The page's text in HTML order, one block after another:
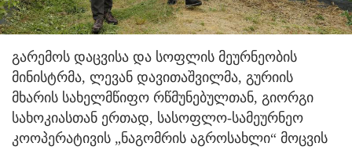
გარემოს დაცვისა და სოფლის მეურნეობის
მინისტრმა, ლევან დავითაშვილმა, გურიის
მხარის სახელმწიფო რწმუნებულთან, გიორგი
სახოკიასთან ერთად, სასოფლო-სამეურნეო
კოოპერატივის „ნაგომრის აგროსახლი“ მოცვის